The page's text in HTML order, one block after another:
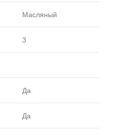
Масляный
3
Да
Да